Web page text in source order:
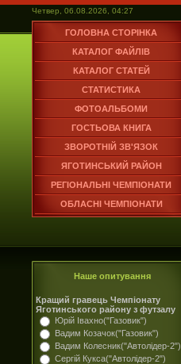
Четвер, 06.08.2026, 04:27
ГОЛОВНА СТОРІНКА
КАТАЛОГ ФАЙЛІВ
КАТАЛОГ СТАТЕЙ
СТАТИСТИКА
ФОТОАЛЬБОМИ
ГОСТЬОВА КНИГА
ЗВОРОТНІЙ ЗВ'ЯЗОК
ЯГОТИНСЬКИЙ РАЙОН
РЕГІОНАЛЬНІ ЧЕМПІОНАТИ
ОБЛАСНІ ЧЕМПІОНАТИ
Наше опитування
Кращий гравець Чемпіонату
Яготинського району з футзалу
Юрій Івахно("Газовик")
Вадим Козачок("Газовик")
Вадим Колесник("Автолідер-2")
Сергій Кукса("Автолідер-2")